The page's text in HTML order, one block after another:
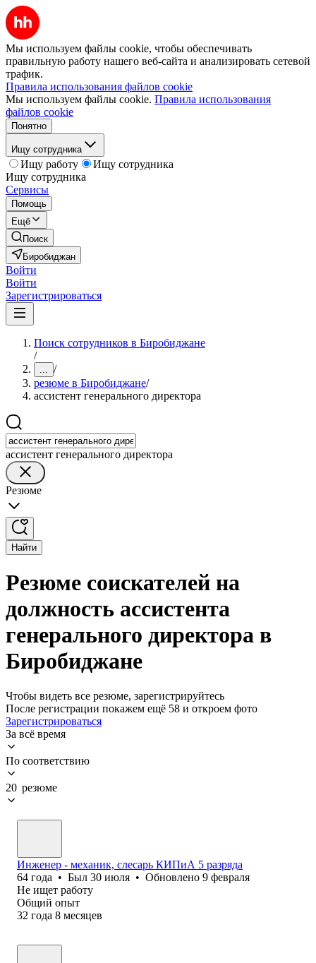
Мы используем файлы cookie, чтобы обеспечивать
правильную работу нашего веб-сайта и анализировать сетевой
трафик.
Правила использования файлов cookie
Мы используем файлы cookie. Правила использования
файлов cookie
Понятно
Ищу сотрудника
Ищу работу
Ищу сотрудника
Ищу сотрудника
Сервисы
Помощь
Ещё
Поиск
Биробиджан
Войти
Войти
Зарегистрироваться
Поиск сотрудников в Биробиджане
/
... /
резюме в Биробиджане/
ассистент генерального директора
ассистент генерального директора
Резюме
Найти
Резюме соискателей на
должность ассистента
генерального директора в
Биробиджане
Чтобы видеть все резюме, зарегистрируйтесь
После регистрации покажем ещё 58 и откроем фото
Зарегистрироваться
За всё время
По соответствию
20 резюме
Инженер - механик, слесарь КИПиА 5 разряда
64 года • Был 30 июля • Обновлено 9 февраля
Не ищет работу
Общий опыт
32 года 8 месяцев